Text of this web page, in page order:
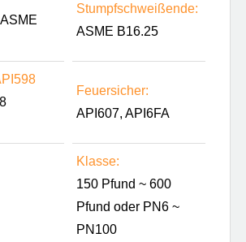
Stumpfschweißende:
ASME B16.25
Feuersicher:
API607, API6FA
Klasse:
150 Pfund ~ 600
Pfund oder PN6 ~
PN100